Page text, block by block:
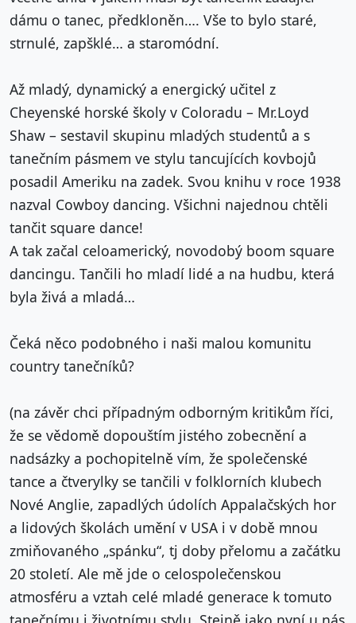
dámu o tanec, předkloněn…. Vše to bylo staré,
strnulé, zapšklé… a staromódní.
Až mladý, dynamický a energický učitel z
Cheyenské horské školy v Coloradu – Mr.Loyd
Shaw – sestavil skupinu mladých studentů a s
tanečním pásmem ve stylu tancujících kovbojů
posadil Ameriku na zadek. Svou knihu v roce 1938
nazval Cowboy dancing. Všichni najednou chtěli
tančit square dance!
A tak začal celoamerický, novodobý boom square
dancingu. Tančili ho mladí lidé a na hudbu, která
byla živá a mladá…
Čeká něco podobného i naši malou komunitu
country tanečníků?
(na závěr chci případným odborným kritikům říci,
že se vědomě dopouštím jistého zobecnění a
nadsázky a pochopitelně vím, že společenské
tance a čtverylky se tančili v folklorních klubech
Nové Anglie, zapadlých údolích Appalačských hor
a lidových školách umění v USA i v době mnou
zmiňovaného „spánku“, tj doby přelomu a začátku
20 století. Ale mě jde o celospolečenskou
atmosféru a vztah celé mladé generace k tomuto